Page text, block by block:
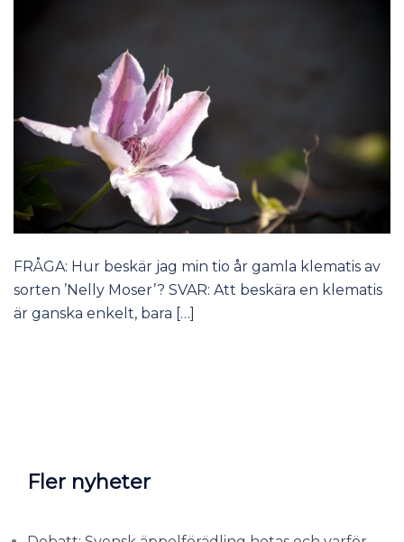
FRÅGA: Hur beskär jag min tio år gamla klematis av
sorten ’Nelly Moser’? SVAR: Att beskära en klematis
är ganska enkelt, bara […]
Fler nyheter